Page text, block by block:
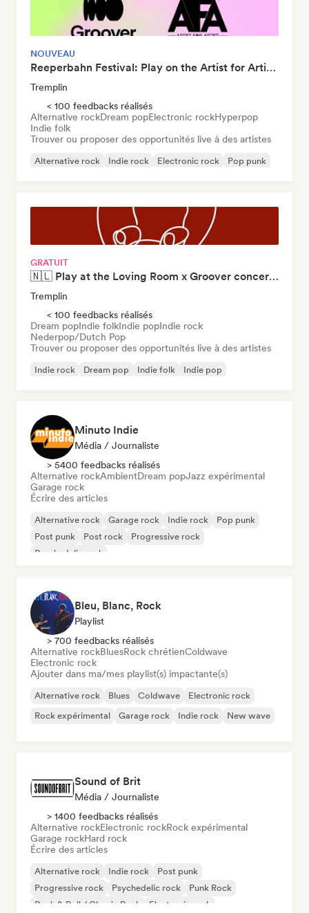
NOUVEAU
Reeperbahn Festival: Play on the Artist for Artist x Groover stage
Tremplin
< 100 feedbacks réalisés
Alternative rockDream popElectronic rockHyperpop
Indie folk
Trouver ou proposer des opportunités live à des artistes
Alternative rock Indie rock Electronic rock
Pop punk
GRATUIT
🇳🇱 Play at the Loving Room x Groover concert in Amsterdam
Tremplin
< 100 feedbacks réalisés
Dream popIndie folkIndie popIndie rock
Nederpop/Dutch Pop
Trouver ou proposer des opportunités live à des artistes
Indie rock Dream pop Indie folk
Indie pop
Minuto Indie
Média / Journaliste
> 5400 feedbacks réalisés
Alternative rockAmbientDream popJazz expérimental
Garage rock
Écrire des articles
Alternative rock Garage rock Indie rock
Pop punk
Post punk
Post rock
Progressive rock
Psychedelic rock
Bleu, Blanc, Rock
Playlist
> 700 feedbacks réalisés
Alternative rockBluesRock chrétienColdwave
Electronic rock
Ajouter dans ma/mes playlist(s) impactante(s)
Alternative rock Blues Coldwave
Electronic rock
Rock expérimental
Garage rock Indie rock New wave
Sound of Brit
Média / Journaliste
> 1400 feedbacks réalisés
Alternative rockElectronic rockRock expérimental
Garage rockHard rock
Écrire des articles
Alternative rock Indie rock
Post punk
Progressive rock
Psychedelic rock
Punk Rock
Rock & Roll / Classic Rock
Electronic rock